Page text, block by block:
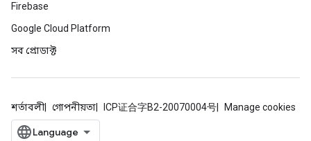
Firebase
Google Cloud Platform
সব প্রোডাক্ট
শর্তাবলী গোপনীয়তা ICP证合字B2-20070004号 Manage cookies